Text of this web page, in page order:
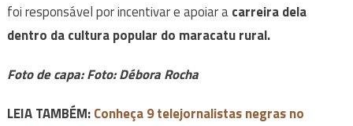
foi responsável por incentivar e apoiar acarreira dela
dentro da cultura popular do maracatu rural.
Foto de capa: Foto: Débora Rocha
LEIA TAMBÉM:Conheça 9 telejornalistas negras no